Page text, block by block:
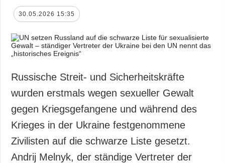
30.05.2026 15:35
Russische Streit- und Sicherheitskräfte
wurden erstmals wegen sexueller Gewalt
gegen Kriegsgefangene und während des
Krieges in der Ukraine festgenommene
Zivilisten auf die schwarze Liste gesetzt.
Andrij Melnyk, der ständige Vertreter der